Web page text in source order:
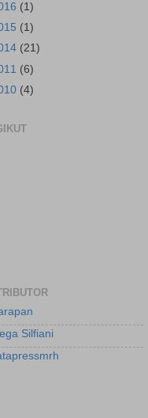
(1)
(1)
(21)
(6)
(4)
Silfiani